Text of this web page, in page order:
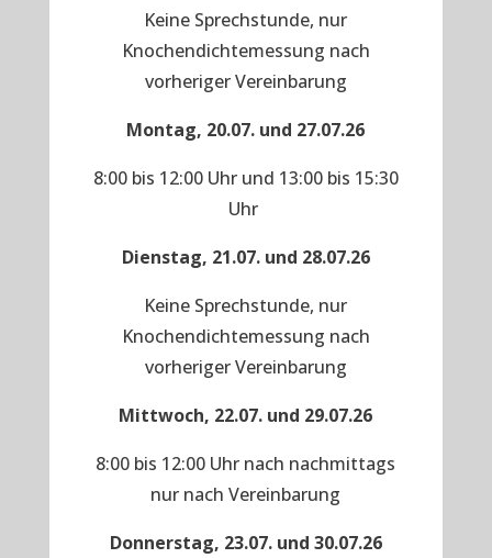
Keine Sprechstunde, nur
Knochendichtemessung nach
vorheriger Vereinbarung
Montag, 20.07. und 27.07.26
8:00 bis 12:00 Uhr und 13:00 bis 15:30
Uhr
Dienstag, 21.07. und 28.07.26
Keine Sprechstunde, nur
Knochendichtemessung nach
vorheriger Vereinbarung
Mittwoch, 22.07. und 29.07.26
8:00 bis 12:00 Uhr nach nachmittags
nur nach Vereinbarung
Donnerstag, 23.07. und 30.07.26